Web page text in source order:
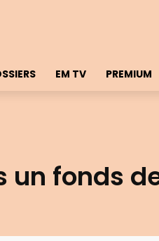
EM TV PREMIUM
un fonds